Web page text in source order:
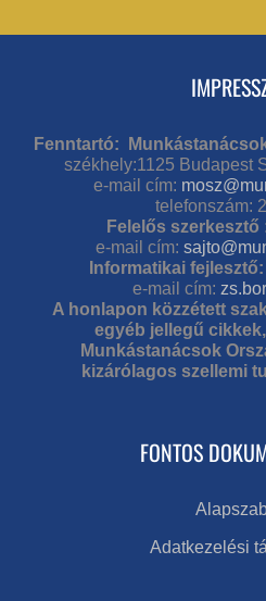
Fenntartó:
székhely:1125 Budapest
e-mail cím:
telefonszám:
Felelős
e-mail cím:
Informatikai
e-mail cím:
A honlapon közzétett
egyéb jellegű
Munkástanácsok
kizárólagos szellemi
FONTOS
Adatkezelési